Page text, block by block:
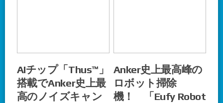
AIチップ「Thus™」
搭載でAnker史上最
高のノイズキャン
Anker史上最高峰の
ロボット掃除
機！ 「Eufy Robot